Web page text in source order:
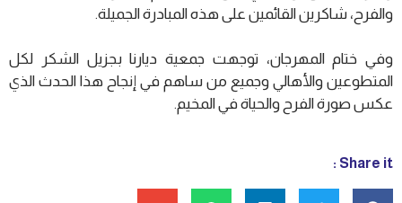
والفرح، شاكرين القائمين على هذه المبادرة الجميلة.
وفي ختام المهرجان، توجهت جمعية ديارنا بجزيل الشكر لكل
المتطوعين والأهالي وجميع من ساهم في إنجاح هذا الحدث الذي
عكس صورة الفرح والحياة في المخيم.
Share it :